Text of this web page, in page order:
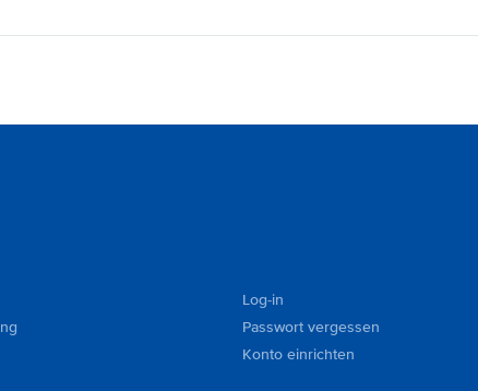
Log-in
Passwort vergessen
Konto einrichten